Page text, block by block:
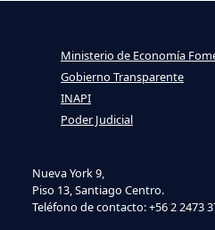
Nueva York 9,
Piso 13, Santiago Centro.
Teléfono de contacto: +56 2 2473
Ministerio de Economía
Gobierno Transparente
INAPI
Poder Judicial